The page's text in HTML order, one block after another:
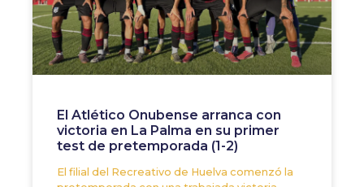
El Atlético Onubense arranca con
victoria en La Palma en su primer
test de pretemporada (1-2)
El filial del Recreativo de Huelva comenzó la